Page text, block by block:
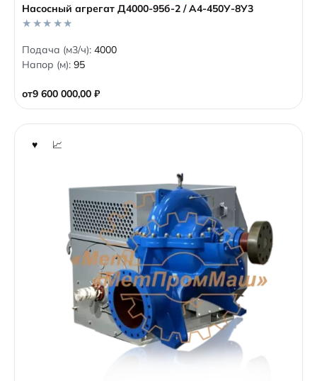
Насосный агрегат Д4000-95б-2 / А4-450У-8У3
от9 600 000,00 ₽
0
o
u
f
5
Подача (м3/ч): 4000
Напор (м): 95